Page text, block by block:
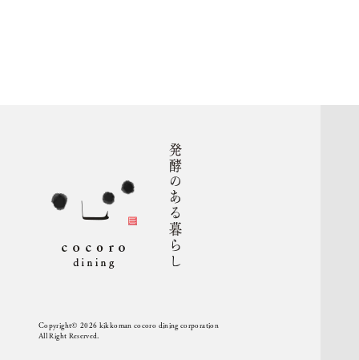
Copyright© 2026 kikkoman cocoro dining corporation
All Right Reserved.